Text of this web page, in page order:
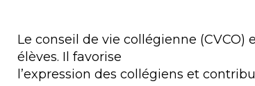
Le conseil de vie collégienne
élèves. Il favorise
l’expression des collégiens et